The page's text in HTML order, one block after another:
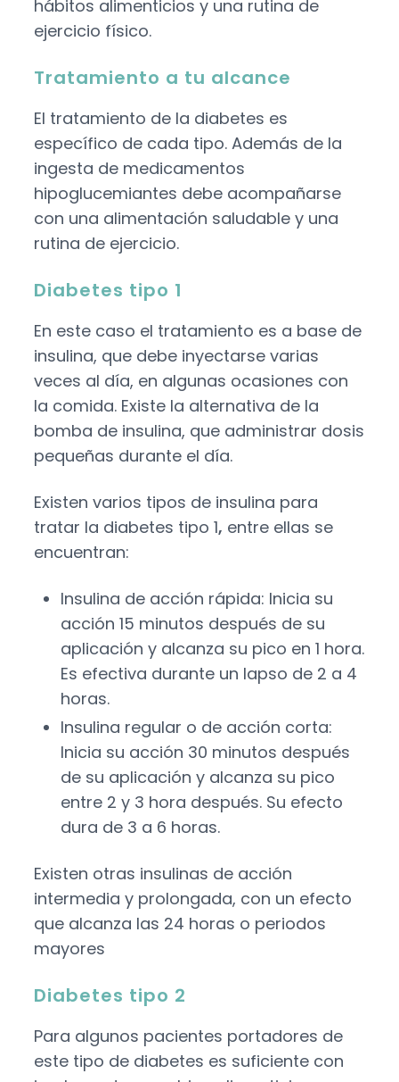
hábitos alimenticios y una rutina de
ejercicio físico.
Tratamiento a tu alcance
El tratamiento de la diabetes es
específico de cada tipo. Además de la
ingesta de medicamentos
hipoglucemiantes debe acompañarse
con una alimentación saludable y una
rutina de ejercicio.
Diabetes tipo 1
En este caso el tratamiento es a base de
insulina, que debe inyectarse varias
veces al día, en algunas ocasiones con
la comida. Existe la alternativa de la
bomba de insulina, que administrar dosis
pequeñas durante el día.
Existen varios tipos de insulina para
tratar la diabetes tipo 1, entre ellas se
encuentran:
Insulina de acción rápida: Inicia su
acción 15 minutos después de su
aplicación y alcanza su pico en 1 hora.
Es efectiva durante un lapso de 2 a 4
horas.
Insulina regular o de acción corta:
Inicia su acción 30 minutos después
de su aplicación y alcanza su pico
entre 2 y 3 hora después. Su efecto
dura de 3 a 6 horas.
Existen otras insulinas de acción
intermedia y prolongada, con un efecto
que alcanza las 24 horas o periodos
mayores
Diabetes tipo 2
Para algunos pacientes portadores de
este tipo de diabetes es suficiente con